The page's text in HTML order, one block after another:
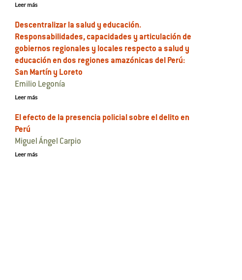
Leer más
Descentralizar la salud y educación.
Responsabilidades, capacidades y articulación de
gobiernos regionales y locales respecto a salud y
educación en dos regiones amazónicas del Perú:
San Martín y Loreto
Emilio Legonía
Leer más
El efecto de la presencia policial sobre el delito en
Perú
Miguel Ángel Carpio
Leer más